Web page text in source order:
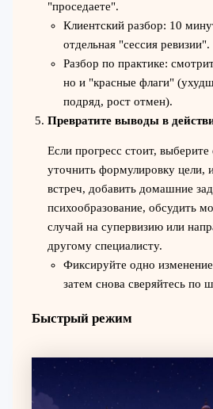
"проседаете".
Клиентский разбор: 10
отдельная "сессия ревизии".
Разбор по практике:
но и "красные флаги"
подряд, рост отмен).
Превратите выводы в
Если прогресс стоит,
уточнить формулировку цели,
встреч, добавить домашние
психообразование, обсудить
случай на супервизию или
другому специалисту.
Фиксируйте одно
затем снова сверяйтесь по
Быстрый режим